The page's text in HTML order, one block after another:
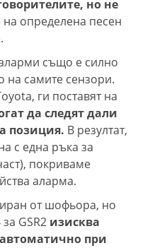
но не
на определена песен
също е силно
на самите сензори.
ги поставят на
да следят дали
позиция. В резултат,
с една ръка за
покриваме
аларма.
от шофьора, но
GSR2 изисква
при